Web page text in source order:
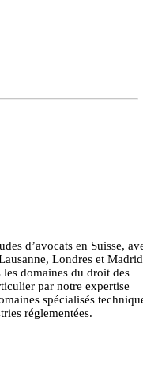
d’avocats en Suisse,
Londres et
domaines du droit des
par notre expertise
spécialisés
réglementées.